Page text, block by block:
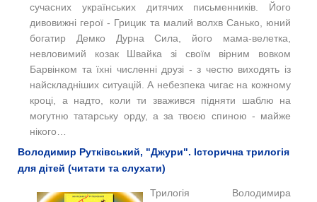
сучасних українських дитячих письменників. Його
дивовижні герої - Грицик та малий волхв Санько, юний
богатир Демко Дурна Сила, його мама-велетка,
невловимий козак Швайка зі своїм вірним вовком
Барвінком та їхні численні друзі - з честю виходять із
найскладніших ситуацій. А небезпека чигає на кожному
кроці, а надто, коли ти зважився підняти шаблю на
могутню татарську орду, а за твоєю спиною - майже
нікого…
Володимир Рутківський, "Джури". Історична трилогія
для дітей (читати та слухати)
Трилогія Володимира